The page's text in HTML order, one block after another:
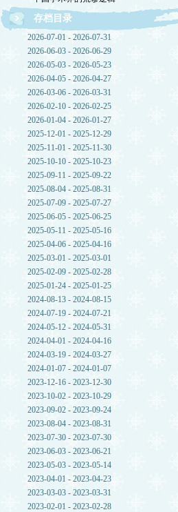
存档目录
2026-07-01 - 2026-07-31
2026-06-03 - 2026-06-29
2026-05-03 - 2026-05-23
2026-04-05 - 2026-04-27
2026-03-06 - 2026-03-31
2026-02-10 - 2026-02-25
2026-01-04 - 2026-01-27
2025-12-01 - 2025-12-29
2025-11-01 - 2025-11-30
2025-10-10 - 2025-10-23
2025-09-11 - 2025-09-22
2025-08-04 - 2025-08-31
2025-07-09 - 2025-07-27
2025-06-05 - 2025-06-25
2025-05-11 - 2025-05-16
2025-04-06 - 2025-04-16
2025-03-01 - 2025-03-01
2025-02-09 - 2025-02-28
2025-01-24 - 2025-01-25
2024-08-13 - 2024-08-15
2024-07-19 - 2024-07-21
2024-05-12 - 2024-05-31
2024-04-01 - 2024-04-16
2024-03-19 - 2024-03-27
2024-01-07 - 2024-01-07
2023-12-16 - 2023-12-30
2023-10-02 - 2023-10-29
2023-09-02 - 2023-09-24
2023-08-04 - 2023-08-31
2023-07-30 - 2023-07-30
2023-06-03 - 2023-06-21
2023-05-03 - 2023-05-14
2023-04-01 - 2023-04-23
2023-03-03 - 2023-03-31
2023-02-01 - 2023-02-28